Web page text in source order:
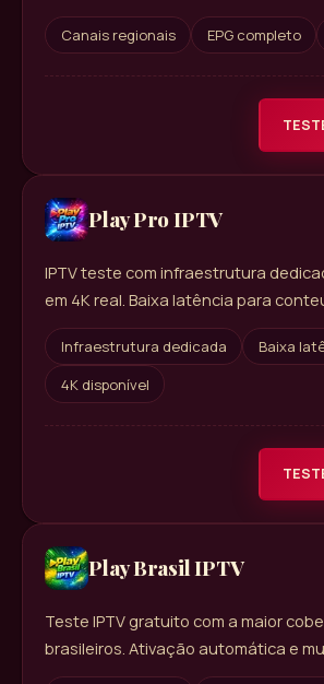
Canais regionais EPG completo
Play Pro IPTV
IPTV teste com infraestrutura
em 4K real. Baixa latência para
Infraestrutura dedicada
Baixa
4K disponível
Play Brasil IPTV
Teste IPTV gratuito com a maior
brasileiros. Ativação automática e